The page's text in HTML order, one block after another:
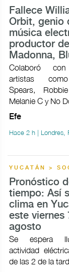
Fallece
Orbit, genio
música
productor de
Madonna,
Colaboró
artistas
Spears,
Melanie C y No
Efe
Hace 2 h | Londres,
YUCATÁN >
Pronóstico
tiempo: Así
clima en
este viernes
agosto
Se espera
actividad
de las 2 de la